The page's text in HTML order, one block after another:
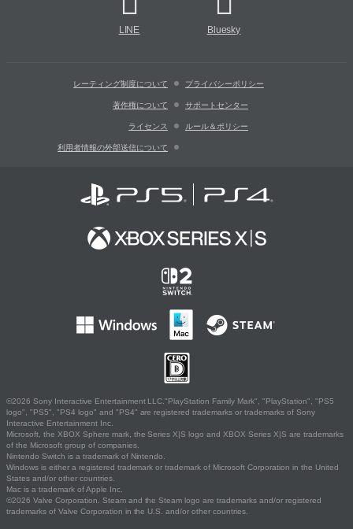
LINE Bluesky
レーティング制度について プライバシーポリシー
著作権について サポートセンター
ライセンス ルール＆ポリシー
利用者情報の外部送信について
©2026 Sony Interactive Entertainment LLC."PlayStation Family Mark", "PlayStation", "PS5
logo", "PS5", "PS4 logo" and "PS4" are registered trademarks or trademarks of Sony
Interactive Entertainment Inc.
Microsoft, the XBOX Sphere mark, the Series X|S logo and XBOX Series X|S are trademarks
of the Microsoft group of companies.
Nintendo Switch is a trademark of Nintendo.
Windows is either a registered trademark or trademark of Microsoft Corporation in the United
States and/or other countries.
Mac is a trademark of Apple Inc.
©2026 Valve Corporation. Steam and the Steam logo are trademarks and/or registered
trademarks of Valve Corporation in the U.S. and/or other countries.